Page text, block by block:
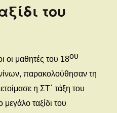
του
οι μαθητές του 18ου
παρακολούθησαν τη
η ΣΤ΄ τάξη του
μεγάλο ταξίδι του